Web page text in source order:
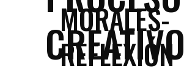
CREATIVO
MORALES-
REFLEXIÓN